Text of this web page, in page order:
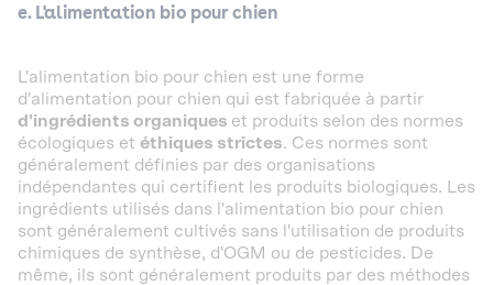
e. L'alimentation bio pour chien
L'alimentation bio pour chien est une forme
d'alimentation pour chien qui est fabriquée à partir
d'ingrédients organiques et produits selon des normes
écologiques et éthiques strictes. Ces normes sont
généralement définies par des organisations
indépendantes qui certifient les produits biologiques. Les
ingrédients utilisés dans l'alimentation bio pour chien
sont généralement cultivés sans l'utilisation de produits
chimiques de synthèse, d'OGM ou de pesticides. De
même, ils sont généralement produits par des méthodes